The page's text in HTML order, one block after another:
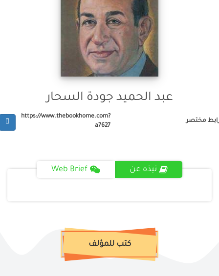
عبد الحميد جودة السحار
مختصر
https://www.thebookhome.com?
a7627
نبذه عن Web Brief
كتب للمؤلف